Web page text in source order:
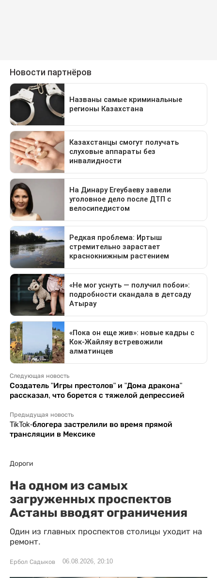
Следующая новость
Создатель "Игры престолов" и "Дома дракона"
рассказал, что борется с тяжелой депрессией
Предыдущая новость
TikTok-блогера застрелили во время прямой
трансляции в Мексике
Дороги
На одном из самых
загруженных проспектов
Астаны вводят ограничения
Один из главных проспектов столицы уходит на
ремонт.
Ербол Садыков 06.08.2026, 20:10